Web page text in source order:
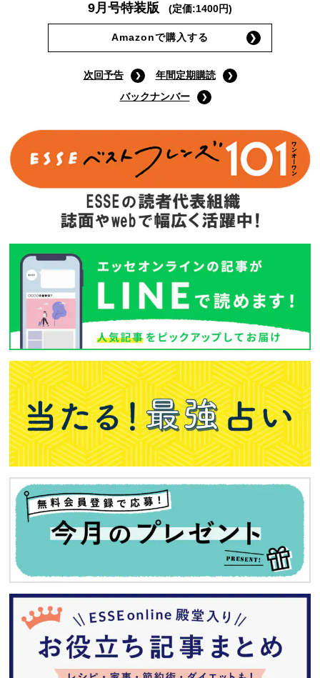
9月号特装版 (定価:1400円)
Amazonで購入する
次回予告
年間定期購読
バックナンバー